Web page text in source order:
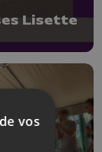
Lisette
vos